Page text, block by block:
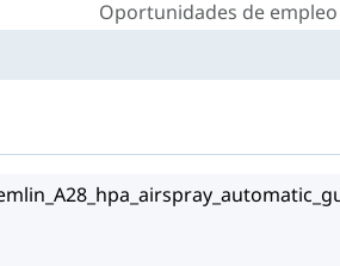
Oportunidades de